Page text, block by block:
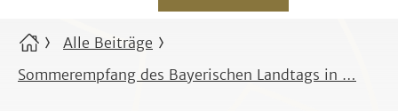
Alle Beiträge
Sommerempfang des Bayerischen Landtags in …